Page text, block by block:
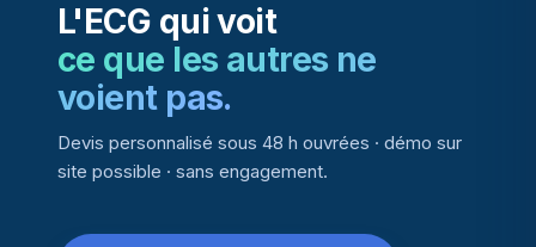
L'ECG qui voit
ce que les autres ne
voient pas.
Devis personnalisé sous 48 h ouvrées · démo sur
site possible · sans engagement.